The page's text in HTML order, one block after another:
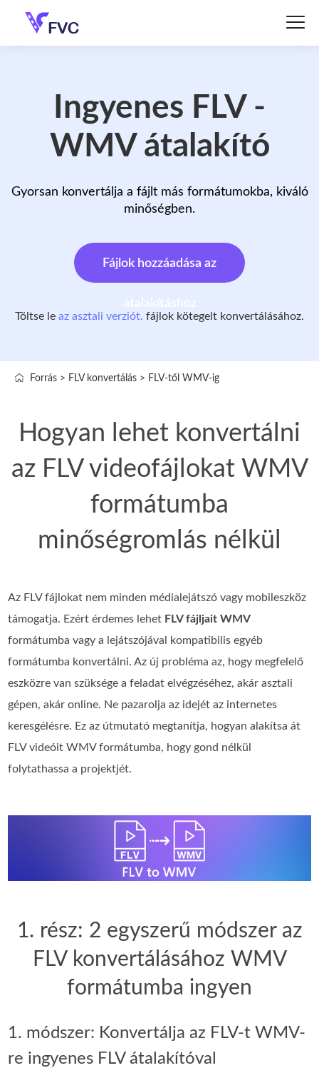
Ingyenes FLV -
WMV átalakító
Gyorsan konvertálja a fájlt más formátumokba, kiváló
minőségben.
Fájlok hozzáadása az
átalakításhoz
Töltse le az asztali verziót. fájlok kötegelt konvertálásához.
Forrás > FLV konvertálás > FLV-től WMV-ig
Hogyan lehet konvertálni
az FLV videofájlokat WMV
formátumba
minőségromlás nélkül
Az FLV fájlokat nem minden médialejátszó vagy mobileszköz
támogatja. Ezért érdemes lehet FLV fájljait WMV
formátumba vagy a lejátszójával kompatibilis egyéb
formátumba konvertálni. Az új probléma az, hogy megfelelő
eszközre van szüksége a feladat elvégzéséhez, akár asztali
gépen, akár online. Ne pazarolja az idejét az internetes
keresgélésre. Ez az útmutató megtanítja, hogyan alakítsa át
FLV videóit WMV formátumba, hogy gond nélkül
folytathassa a projektjét.
1. rész: 2 egyszerű módszer az
FLV konvertálásához WMV
formátumba ingyen
1. módszer: Konvertálja az FLV-t WMV-
re ingyenes FLV átalakítóval